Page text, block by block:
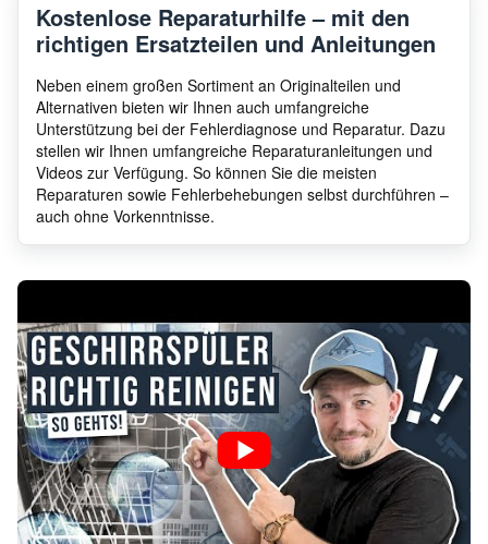
Kostenlose Reparaturhilfe – mit den
richtigen Ersatzteilen und Anleitungen
Neben einem großen Sortiment an Originalteilen und
Alternativen bieten wir Ihnen auch umfangreiche
Unterstützung bei der Fehlerdiagnose und Reparatur. Dazu
stellen wir Ihnen umfangreiche Reparaturanleitungen und
Videos zur Verfügung. So können Sie die meisten
Reparaturen sowie Fehlerbehebungen selbst durchführen –
auch ohne Vorkenntnisse.